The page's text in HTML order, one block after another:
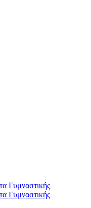
Γυμναστικής
Γυμναστικής